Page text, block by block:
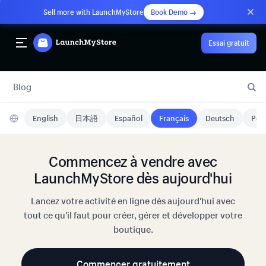
Sell more with LaunchMyStore Book Demo →
Essai gratuit
Blog
English 日本語 Español Français Deutsch
Commencez à vendre avec
LaunchMyStore dès aujourd'hui
Lancez votre activité en ligne dès aujourd'hui avec
tout ce qu'il faut pour créer, gérer et développer votre
boutique.